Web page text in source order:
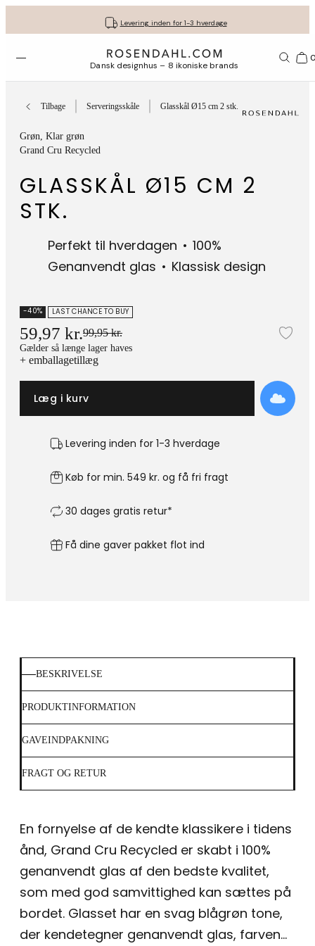
Levering inden for 1-3 hverdage
Fri fragt ved køb for min. 549 kr.
30 dages gratis retur*
Få dine gaver pakket flot ind
Vi er e-mærket
Åbn menuen Dansk designhus – 8 ikoniske brands
Tilbage Serveringsskåle Glasskål Ø15 cm 2 stk.
Grøn, Klar grøn
Grand Cru Recycled
GLASSKÅL Ø15 CM 2
STK.
Perfekt til hverdagen
100%
Genanvendt glas
Klassisk design
-40% LAST CHANCE TO BUY
59,97 kr.99,95 kr.
Gælder så længe lager haves
+ emballagetillæg
Læg i kurv
Levering inden for 1-3 hverdage
Køb for min. 549 kr. og få fri fragt
30 dages gratis retur*
Få dine gaver pakket flot ind
BESKRIVELSE
PRODUKTINFORMATION
GAVEINDPAKNING
FRAGT OG RETUR
En fornyelse af de kendte klassikere i tidens
ånd, Grand Cru Recycled er skabt i 100%
genanvendt glas af den bedste kvalitet,
som med god samvittighed kan sættes på
bordet. Glasset har en svag blågrøn tone,
der kendetegner genanvendt glas, farven